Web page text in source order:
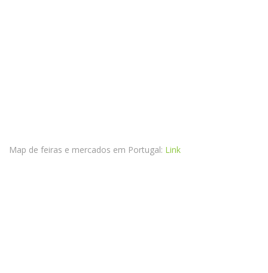
Map de feiras e mercados em Portugal: Link